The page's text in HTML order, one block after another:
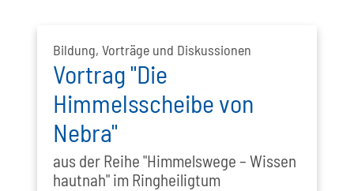
Bildung, Vorträge und Diskussionen
Vortrag "Die
Himmelsscheibe von
Nebra"
aus der Reihe "Himmelswege – Wissen
hautnah" im Ringheiligtum